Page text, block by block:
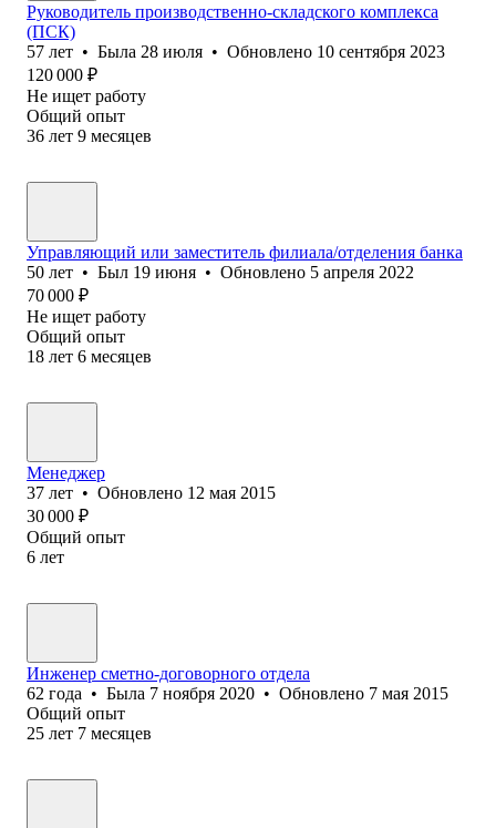
Руководитель производственно-складского комплекса
(ПСК)
57 лет • Была 28 июля • Обновлено 10 сентября 2023
120 000 ₽
Не ищет работу
Общий опыт
36 лет 9 месяцев
Управляющий или заместитель филиала/отделения банка
50 лет • Был 19 июня • Обновлено 5 апреля 2022
70 000 ₽
Не ищет работу
Общий опыт
18 лет 6 месяцев
Менеджер
37 лет • Обновлено 12 мая 2015
30 000 ₽
Общий опыт
6 лет
Инженер сметно-договорного отдела
62 года • Была 7 ноября 2020 • Обновлено 7 мая 2015
Общий опыт
25 лет 7 месяцев